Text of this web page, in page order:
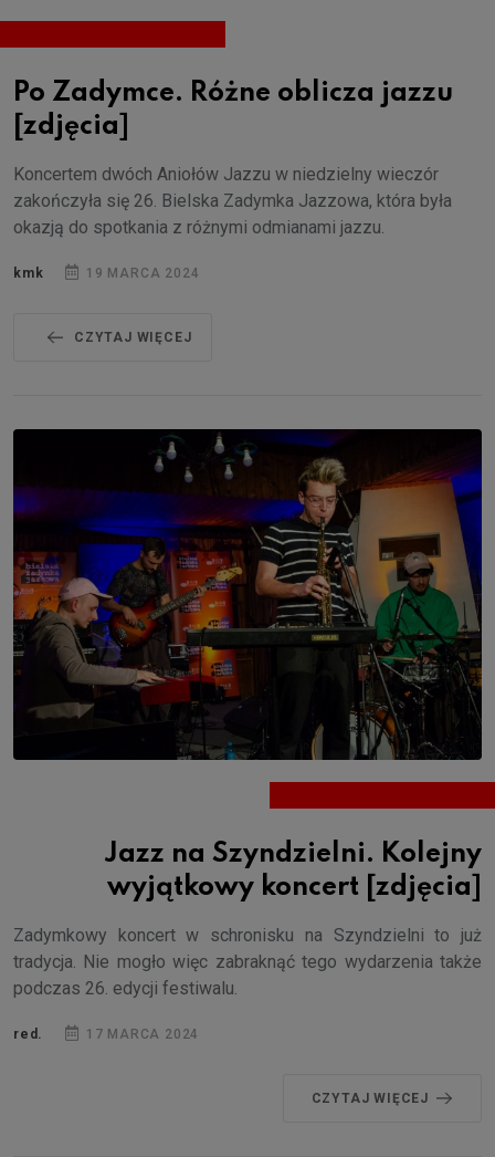
Po Zadymce. Różne oblicza jazzu
[zdjęcia]
Koncertem dwóch Aniołów Jazzu w niedzielny wieczór
zakończyła się 26. Bielska Zadymka Jazzowa, która była
okazją do spotkania z różnymi odmianami jazzu.
kmk 19 MARCA 2024
CZYTAJ WIĘCEJ
Jazz na Szyndzielni. Kolejny
wyjątkowy koncert [zdjęcia]
Zadymkowy koncert w schronisku na Szyndzielni to już
tradycja. Nie mogło więc zabraknąć tego wydarzenia także
podczas 26. edycji festiwalu.
red. 17 MARCA 2024
CZYTAJ WIĘCEJ